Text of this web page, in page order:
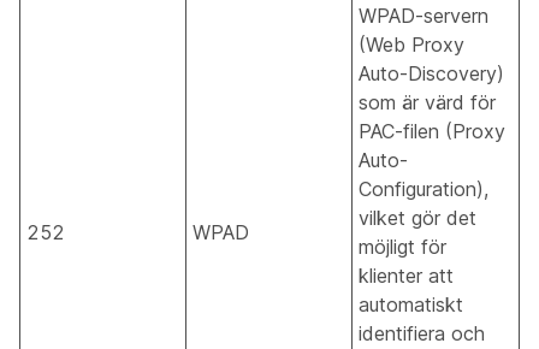
252 WPAD
WPAD-servern
(Web Proxy
Auto-Discovery)
som är värd för
PAC-filen (Proxy
Auto-
Configuration),
vilket gör det
möjligt för
klienter att
automatiskt
identifiera och